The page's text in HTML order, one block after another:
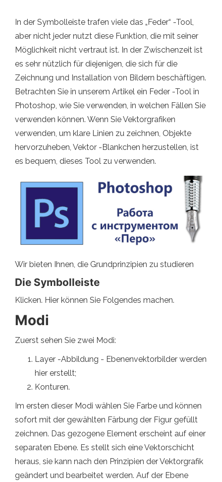
In der Symbolleiste trafen viele das „Feder“ -Tool,
aber nicht jeder nutzt diese Funktion, die mit seiner
Möglichkeit nicht vertraut ist. In der Zwischenzeit ist
es sehr nützlich für diejenigen, die sich für die
Zeichnung und Installation von Bildern beschäftigen.
Betrachten Sie in unserem Artikel ein Feder -Tool in
Photoshop, wie Sie verwenden, in welchen Fällen Sie
verwenden können. Wenn Sie Vektorgrafiken
verwenden, um klare Linien zu zeichnen, Objekte
hervorzuheben, Vektor -Blankchen herzustellen, ist
es bequem, dieses Tool zu verwenden.
Wir bieten Ihnen, die Grundprinzipien zu studieren
Die Symbolleiste
Klicken. Hier können Sie Folgendes machen.
Modi
Zuerst sehen Sie zwei Modi:
Layer -Abbildung - Ebenenvektorbilder werden
hier erstellt;
Konturen.
Im ersten dieser Modi wählen Sie Farbe und können
sofort mit der gewählten Färbung der Figur gefüllt
zeichnen. Das gezogene Element erscheint auf einer
separaten Ebene. Es stellt sich eine Vektorschicht
heraus, sie kann nach den Prinzipien der Vektorgrafik
geändert und bearbeitet werden. Auf der Ebene